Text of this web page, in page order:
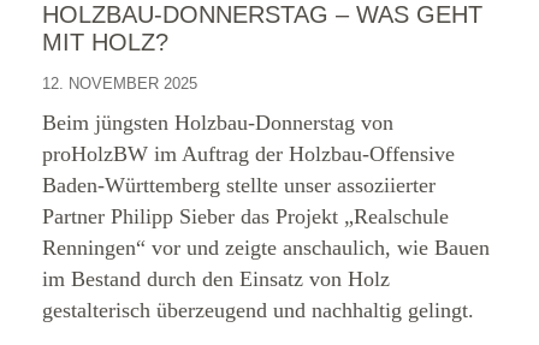
HOLZBAU-DONNERSTAG – WAS GEHT
MIT HOLZ?
12. NOVEMBER 2025
Beim jüngsten Holzbau-Donnerstag von
proHolzBW im Auftrag der Holzbau-Offensive
Baden-Württemberg stellte unser assoziierter
Partner Philipp Sieber das Projekt „Realschule
Renningen“ vor und zeigte anschaulich, wie Bauen
im Bestand durch den Einsatz von Holz
gestalterisch überzeugend und nachhaltig gelingt.